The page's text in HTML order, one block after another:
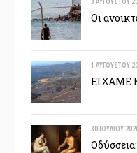
Οι
1 ΑΥΓΟΎΣΤΟΥ
ΕΙΧΑΜΕ
30 ΙΟΥΛΊΟΥ